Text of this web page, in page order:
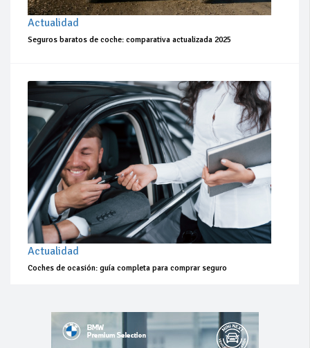
Actualidad
Seguros baratos de coche: comparativa actualizada 2025
Actualidad
Coches de ocasión: guía completa para comprar seguro